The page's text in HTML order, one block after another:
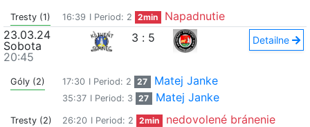
Tresty (1) 16:39 I Period: 2 2min
Napadnutie
23.03.24
Sobota
20:45
3 : 5 Detailne
Góly (2) 17:30 I Period: 2 27 Matej Janke
35:37 I Period: 3 27 Matej Janke
Tresty (2) 26:20 I Period: 2 2min nedovolené bránenie